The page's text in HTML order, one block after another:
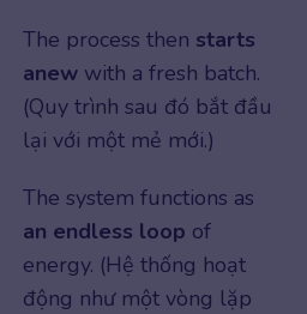
The process then starts
anew with a fresh batch.
(Quy trình sau đó bắt đầu
lại với một mẻ mới.)
The system functions as
an endless loop of
energy. (Hệ thống hoạt
động như một vòng lặp